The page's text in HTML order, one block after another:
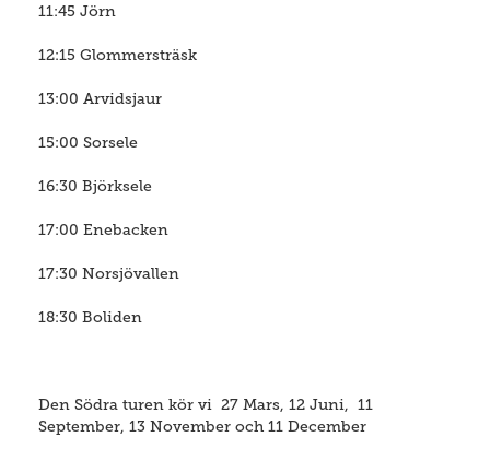
11:45 Jörn
12:15 Glommersträsk
13:00 Arvidsjaur
15:00 Sorsele
16:30 Björksele
17:00 Enebacken
17:30 Norsjövallen
18:30 Boliden
Den Södra turen kör vi 27 Mars, 12 Juni, 11
September, 13 November och 11 December